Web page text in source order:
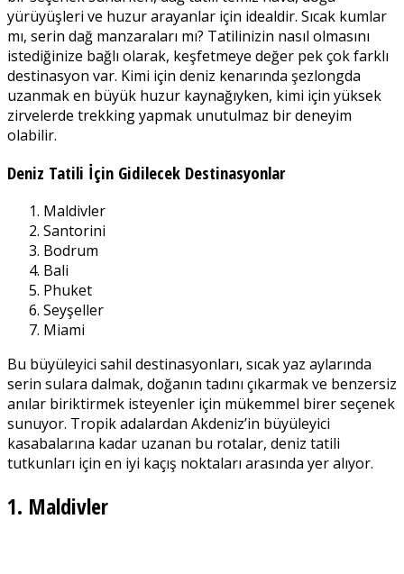
yürüyüşleri ve huzur arayanlar için idealdir. Sıcak kumlar
mı, serin dağ manzaraları mı? Tatilinizin nasıl olmasını
istediğinize bağlı olarak, keşfetmeye değer pek çok farklı
destinasyon var. Kimi için deniz kenarında şezlongda
uzanmak en büyük huzur kaynağıyken, kimi için yüksek
zirvelerde trekking yapmak unutulmaz bir deneyim
olabilir.
Deniz Tatili İçin Gidilecek Destinasyonlar
Maldivler
Santorini
Bodrum
Bali
Phuket
Seyşeller
Miami
Bu büyüleyici sahil destinasyonları, sıcak yaz aylarında
serin sulara dalmak, doğanın tadını çıkarmak ve benzersiz
anılar biriktirmek isteyenler için mükemmel birer seçenek
sunuyor. Tropik adalardan Akdeniz’in büyüleyici
kasabalarına kadar uzanan bu rotalar, deniz tatili
tutkunları için en iyi kaçış noktaları arasında yer alıyor.
1. Maldivler